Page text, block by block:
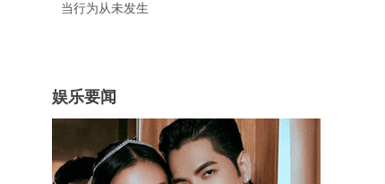
当行为从未发生
娱乐要闻